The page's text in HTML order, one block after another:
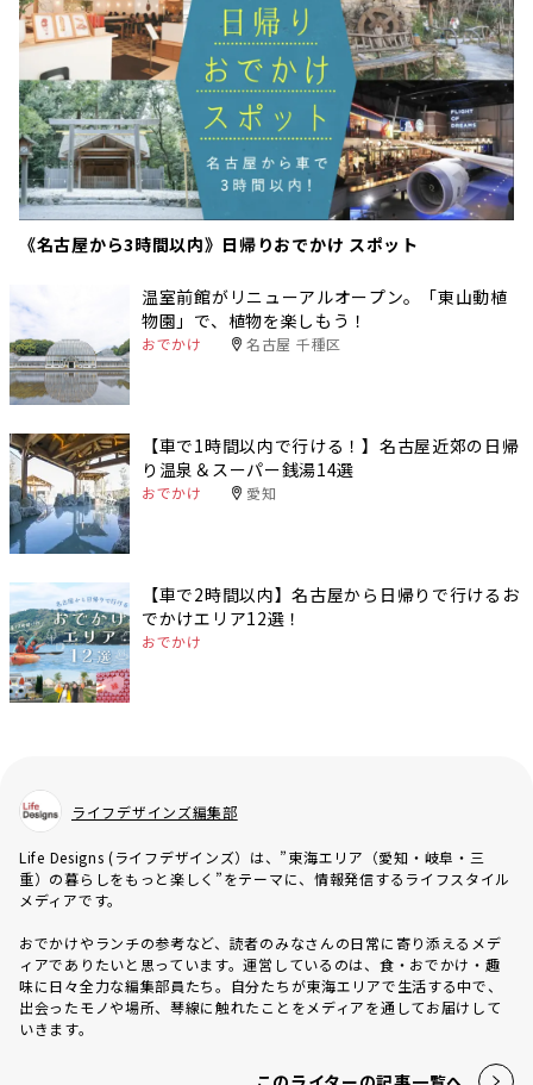
《名古屋から3時間以内》日帰りおでかけ スポット
温室前館がリニューアルオープン。「東山動植
物園」で、植物を楽しもう！
おでかけ 名古屋 千種区
【車で1時間以内で行ける！】名古屋近郊の日帰
り温泉＆スーパー銭湯14選
おでかけ 愛知
【車で2時間以内】名古屋から日帰りで行けるお
でかけエリア12選！
おでかけ
ライフデザインズ編集部
Life Designs (ライフデザインズ）は、”東海エリア（愛知・岐阜・三
重）の暮らしをもっと楽しく”をテーマに、情報発信するライフスタイル
メディアです。
おでかけやランチの参考など、読者のみなさんの日常に寄り添えるメデ
ィアでありたいと思っています。運営しているのは、食・おでかけ・趣
味に日々全力な編集部員たち。自分たちが東海エリアで生活する中で、
出会ったモノや場所、琴線に触れたことをメディアを通してお届けして
いきます。